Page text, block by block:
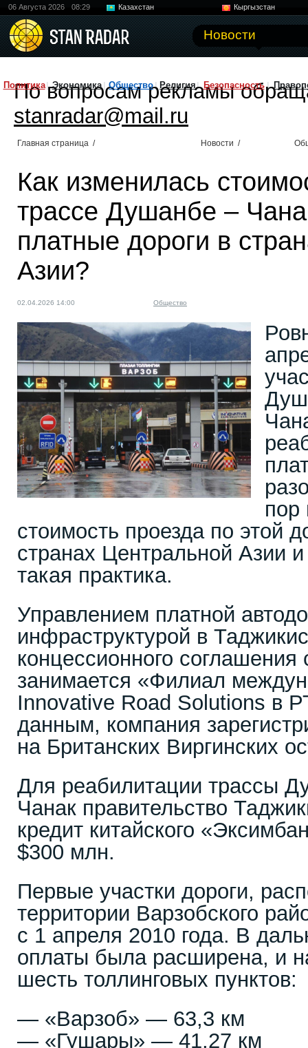
06 Августа 2026 08:29 Казахстан
Кыргызстан
Новости
Политика Экономика Общество Религия Безопасность
По вопросам рекламы
stanradar@mail.ru
Главная страница / Новости /
Как изменилась
трассе Душанбе –
платные дороги в
Азии?
02.04.2026 14:00 Общество
пор
стоимость проезда по этой
странах Центральной Азии
такая практика.
Управлением платной
инфраструктурой в
концессионного соглашения
занимается «Филиал
Innovative Road Solutions в
данным, компания
на Британских Виргинских
Для реабилитации трассы
Чанак правительство
кредит китайского
$300 млн.
Первые участки дороги,
территории Варзобского
с 1 апреля 2010 года. В
оплаты была расширена, и
шесть толлинговых пунктов:
— «Варзоб» — 63,3 км
— «Гушары» — 41,27 км